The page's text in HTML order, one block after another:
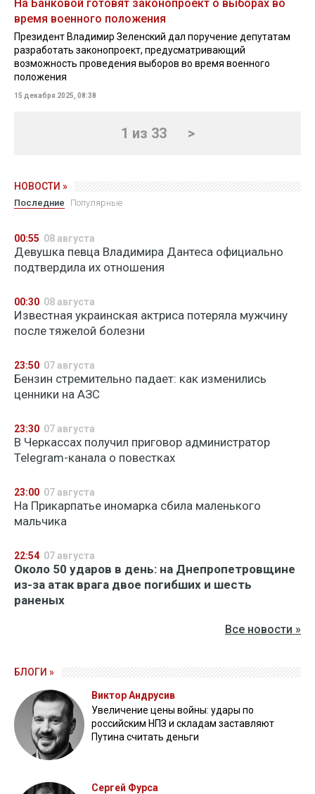
На Банковой готовят законопроект о выборах во
время военного положения
Президент Владимир Зеленский дал поручение депутатам
разработать законопроект, предусматривающий
возможность проведения выборов во время военного
положения
15 декабря 2025, 08:38
1 из 33 >
НОВОСТИ »
Последние Популярные
00:55 08 августа
Девушка певца Владимира Дантеса официально
подтвердила их отношения
00:30 08 августа
Известная украинская актриса потеряла мужчину
после тяжелой болезни
23:50 07 августа
Бензин стремительно падает: как изменились
ценники на АЗС
23:30 07 августа
В Черкассах получил приговор администратор
Telegram-канала о повестках
23:00 07 августа
На Прикарпатье иномарка сбила маленького
мальчика
22:54 07 августа
Около 50 ударов в день: на Днепропетровщине
из-за атак врага двое погибших и шесть
раненых
Все новости »
БЛОГИ »
Виктор Андрусив
Увеличение цены войны: удары по
российским НПЗ и складам заставляют
Путина считать деньги
Сергей Фурса